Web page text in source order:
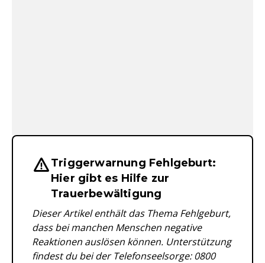
Wichtige Hinweise &
Triggerwarnung Fehlgeburt:
Hier gibt es Hilfe zur
Trauerbewältigung
Dieser Artikel enthält das Thema Fehlgeburt,
dass bei manchen Menschen negative
Reaktionen auslösen können. Unterstützung
findest du bei der Telefonseelsorge: 0800